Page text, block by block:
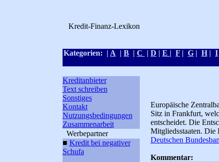
Kredit-Finanz-Lexikon
Kategorien: | A | B | C | D | E | F | G | H| I
Kreditanbieter
Text schreiben
Sonstiges
Kontakt
Nutzungsbedingungen
Zusammenarbeit
Werbepartner
■ Kredit bei negativer
Schufa
Europäische
Sitz in Frankfurt,
entscheidet. Die
Mitgliedsstaaten.
Deutschen
Kommentar: